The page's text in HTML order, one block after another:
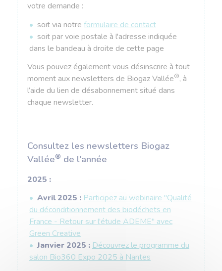
votre demande :
soit via notre formulaire de contact
soit par voie postale à l'adresse indiquée
dans le bandeau à droite de cette page
Vous pouvez également vous désinscrire à tout
moment aux newsletters de Biogaz Vallée®, à
l’aide du lien de désabonnement situé dans
chaque newsletter.
Consultez les newsletters Biogaz
Vallée® de l'année
2025 :
Avril 2025 : Participez au webinaire "Qualité
du déconditionnement des biodéchets en
France - Retour sur l'étude ADEME" avec
Green Creative
Janvier 2025 : Découvrez le programme du
salon Bio360 Expo 2025 à Nantes